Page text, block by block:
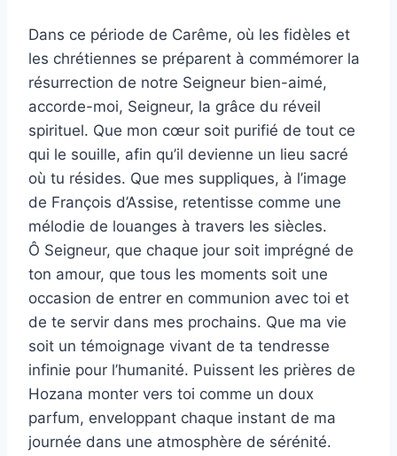
Dans ce période de Carême, où les fidèles et
les chrétiennes se préparent à commémorer la
résurrection de notre Seigneur bien-aimé,
accorde-moi, Seigneur, la grâce du réveil
spirituel. Que mon cœur soit purifié de tout ce
qui le souille, afin qu’il devienne un lieu sacré
où tu résides. Que mes suppliques, à l’image
de François d’Assise, retentisse comme une
mélodie de louanges à travers les siècles.
Ô Seigneur, que chaque jour soit imprégné de
ton amour, que tous les moments soit une
occasion de entrer en communion avec toi et
de te servir dans mes prochains. Que ma vie
soit un témoignage vivant de ta tendresse
infinie pour l’humanité. Puissent les prières de
Hozana monter vers toi comme un doux
parfum, enveloppant chaque instant de ma
journée dans une atmosphère de sérénité.